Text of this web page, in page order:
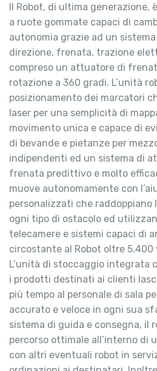
Il Robot, di ultima generazione,
a ruote gommate capaci di
autonomia grazie ad un
direzione, frenata, trazione
compreso un attuatore di
rotazione a 360 gradi. L’unità
posizionamento dei marcatori
laser per una semplicità di
movimento unica e capace di
di bevande e pietanze per
indipendenti ed un sistema di
frenata predittivo e molto
muove autonomamente con
personalizzati che raddoppiano
ogni tipo di ostacolo ed
telecamere e sistemi capaci di
circostante al Robot oltre 5.400
L’unità di stoccaggio integrata
i prodotti destinati ai clienti
più tempo al personale di sala
accurato e veloce in ogni sua
sistema di guida e consegna, il
percorso ottimale all’interno di
con altri eventuali robot in